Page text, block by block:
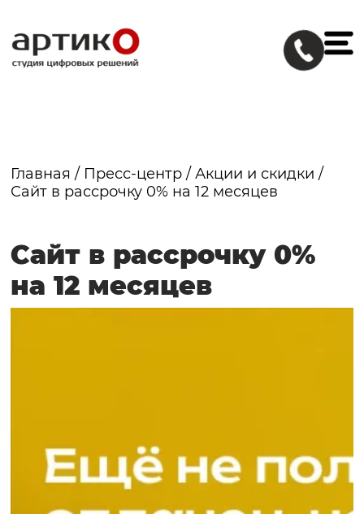
Главная / Пресс-центр /Акции и скидки /
Сайт в рассрочку 0% на 12 месяцев
Сайт в рассрочку 0%
на 12 месяцев